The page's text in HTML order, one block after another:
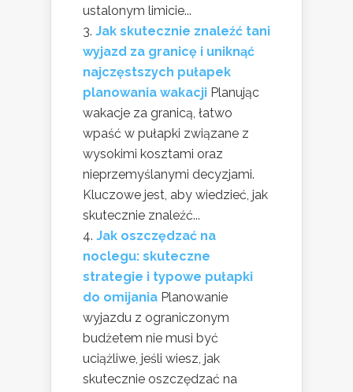
ustalonym limicie...
Jak skutecznie znaleźć tani
wyjazd za granicę i uniknąć
najczęstszych pułapek
planowania wakacji Planując
wakacje za granicą, łatwo
wpaść w pułapki związane z
wysokimi kosztami oraz
nieprzemyślanymi decyzjami.
Kluczowe jest, aby wiedzieć, jak
skutecznie znaleźć...
Jak oszczędzać na
noclegu: skuteczne
strategie i typowe pułapki
do omijania Planowanie
wyjazdu z ograniczonym
budżetem nie musi być
uciążliwe, jeśli wiesz, jak
skutecznie oszczędzać na